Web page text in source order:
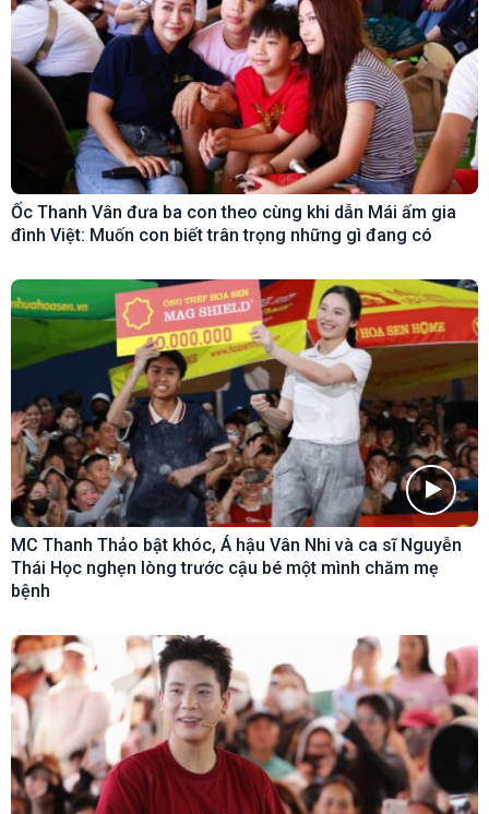
Ốc Thanh Vân đưa ba con theo cùng khi dẫn Mái ấm gia
đình Việt: Muốn con biết trân trọng những gì đang có
MC Thanh Thảo bật khóc, Á hậu Vân Nhi và ca sĩ Nguyễn
Thái Học nghẹn lòng trước cậu bé một mình chăm mẹ
bệnh